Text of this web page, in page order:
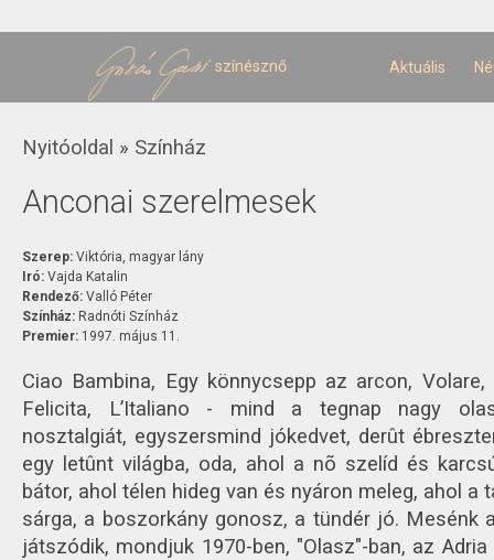
színésznő Aktuális
Jelenlegi hely
Nyitóoldal » Színház
Anconai szerelmesek
Szerep: Viktória, magyar lány
Iró: Vajda Katalin
Rendező: Valló Péter
Színház: Radnóti Színház
Premier: 1997. május 11.
Ciao Bambina, Egy könnycsepp az arcon,
Felicita, L’Italiano - mind a tegnap nagy
nosztalgiát, egyszersmind jókedvet, derût
egy letûnt világba, oda, ahol a nõ szelíd és
bátor, ahol télen hideg van és nyáron meleg, ahol a
sárga, a boszorkány gonosz, a tündér jó. Mesénk
játszódik, mondjuk 1970-ben, "Olasz"-ban, az